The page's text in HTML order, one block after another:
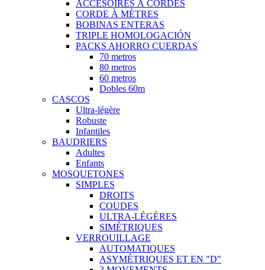
ACCESOIRES À CORDES
CORDE À MÈTRES
BOBINAS ENTERAS
TRIPLE HOMOLOGACIÓN
PACKS AHORRO CUERDAS
70 metros
80 metros
60 metros
Dobles 60m
CASCOS
Ultra-légère
Robuste
Infantiles
BAUDRIERS
Adultes
Enfants
MOSQUETONES
SIMPLES
DROITS
COUDES
ULTRA-LÉGÈRES
SIMÉTRIQUES
VERROUILLAGE
AUTOMATIQUES
ASYMÉTRIQUES ET EN "D"